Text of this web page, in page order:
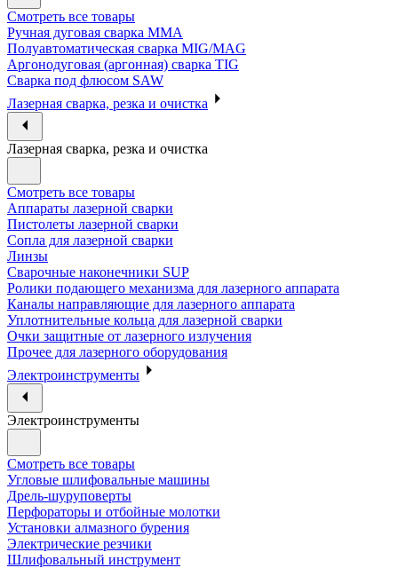
Смотреть все товары
Ручная дуговая сварка MMA
Полуавтоматическая сварка MIG/MAG
Аргонодуговая (аргонная) сварка TIG
Сварка под флюсом SAW
Лазерная сварка, резка и очистка
Лазерная сварка, резка и очистка
Смотреть все товары
Аппараты лазерной сварки
Пистолеты лазерной сварки
Сопла для лазерной сварки
Линзы
Сварочные наконечники SUP
Ролики подающего механизма для лазерного аппарата
Каналы направляющие для лазерного аппарата
Уплотнительные кольца для лазерной сварки
Очки защитные от лазерного излучения
Прочее для лазерного оборудования
Электроинструменты
Электроинструменты
Смотреть все товары
Угловые шлифовальные машины
Дрель-шуруповерты
Перфораторы и отбойные молотки
Установки алмазного бурения
Электрические резчики
Шлифовальный инструмент